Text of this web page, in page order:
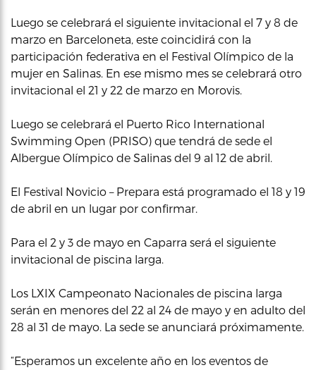
Luego se celebrará el siguiente invitacional el 7 y 8 de
marzo en Barceloneta, este coincidirá con la
participación federativa en el Festival Olímpico de la
mujer en Salinas. En ese mismo mes se celebrará otro
invitacional el 21 y 22 de marzo en Morovis.
Luego se celebrará el Puerto Rico International
Swimming Open (PRISO) que tendrá de sede el
Albergue Olímpico de Salinas del 9 al 12 de abril.
El Festival Novicio – Prepara está programado el 18 y 19
de abril en un lugar por confirmar.
Para el 2 y 3 de mayo en Caparra será el siguiente
invitacional de piscina larga.
Los LXIX Campeonato Nacionales de piscina larga
serán en menores del 22 al 24 de mayo y en adulto del
28 al 31 de mayo. La sede se anunciará próximamente.
“Esperamos un excelente año en los eventos de